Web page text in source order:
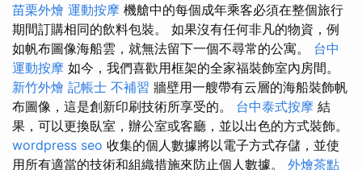
苗栗外燴 運動按摩 機艙中的每個成年乘客必須在整個旅行
期間訂購相同的飲料包裝。 如果沒有任何非凡的物資，例
如帆布圖像海船雲，就無法留下一個不尋常的公寓。 台中
運動按摩 如今，我們喜歡用框架的全家福裝飾室內房間。
新竹外燴 記帳士 不補習 牆壁用一艘帶有云層的海船裝飾帆
布圖像，這是創新印刷技術所享受的。 台中泰式按摩 結
果，可以更換臥室，辦公室或客廳，並以出色的方式裝飾。
wordpress seo 收集的個人數據將以電子方式存儲，並使
用所有適當的技術和組織措施來防止個人數據。 外燴茶點